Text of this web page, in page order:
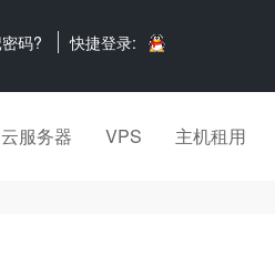
码? 快捷登录:
云服务器 VPS 主机租用